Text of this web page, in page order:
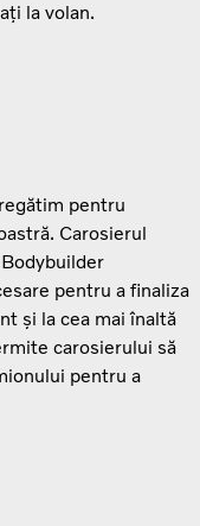
la volan.
pentru
Carosierul
pentru a finaliza
și la cea mai înaltă
carosierului să
pentru a